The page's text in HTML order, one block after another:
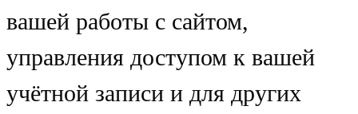
вашей работы с сайтом,
управления доступом к вашей
учётной записи и для других